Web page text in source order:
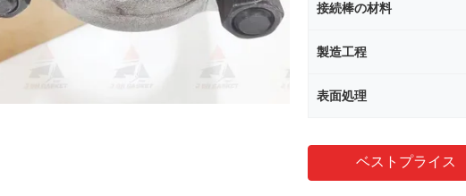
接続棒の材料
製造工程
表面処理
ベストプライス